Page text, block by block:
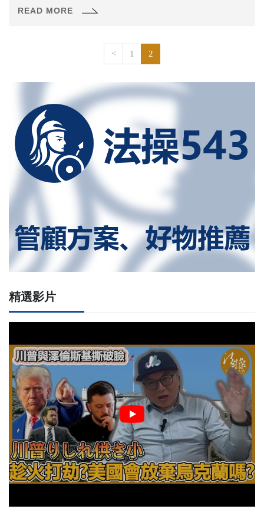
READ MORE
< 1 2
精選影片